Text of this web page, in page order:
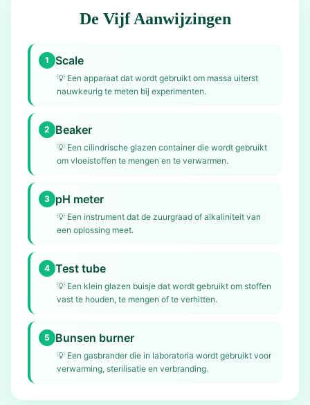
De Vijf Aanwijzingen
1 Scale
💡 Een apparaat dat wordt gebruikt om massa uiterst
nauwkeurig te meten bij experimenten.
2 Beaker
💡 Een cilindrische glazen container die wordt gebruikt
om vloeistoffen te mengen en te verwarmen.
3 pH meter
💡 Een instrument dat de zuurgraad of alkaliniteit van
een oplossing meet.
4 Test tube
💡 Een klein glazen buisje dat wordt gebruikt om stoffen
vast te houden, te mengen of te verhitten.
5 Bunsen burner
💡 Een gasbrander die in laboratoria wordt gebruikt voor
verwarming, sterilisatie en verbranding.